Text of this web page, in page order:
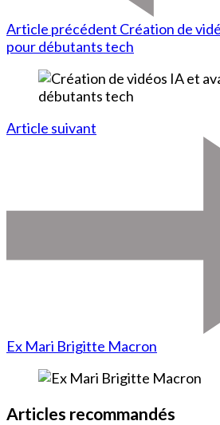
Article précédent Création de
pour débutants tech
Article suivant
Ex Mari Brigitte Macron
Articles recommandés